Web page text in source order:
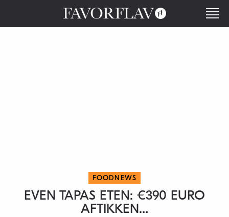
FOODNEWS
EVEN TAPAS ETEN: €390 EURO
AFTIKKEN…